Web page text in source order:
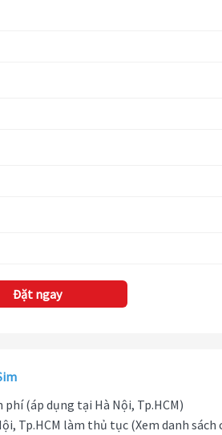
Đặt ngay
(áp dụng tại Hà Nội, Tp.HCM)
Tp.HCM làm thủ tục (Xem danh